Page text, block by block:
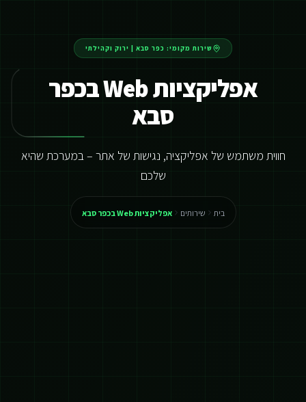
שירות מקומי: כפר סבא ירוק וקהילתי
אפליקציות Web בכפר
סבא
חווית משתמש של אפליקציה, נגישות של אתר – במערכת שהיא
שלכם
בית שירותים אפליקציות Web בכפר סבא